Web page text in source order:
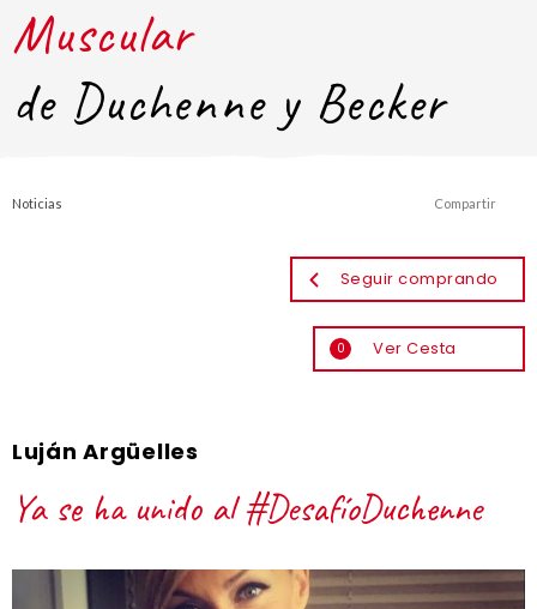
Muscular
de Duchenne y Becker
Noticias
Seguir comprando
0 Ver Cesta
Compartir
Luján Argüelles
Ya se ha unido al #DesafíoDuchenne